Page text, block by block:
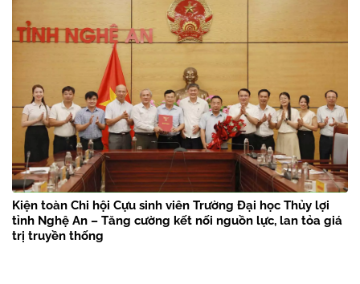
Kiện toàn Chi hội Cựu sinh viên Trường Đại học Thủy lợi
tỉnh Nghệ An – Tăng cường kết nối nguồn lực, lan tỏa giá
trị truyền thống